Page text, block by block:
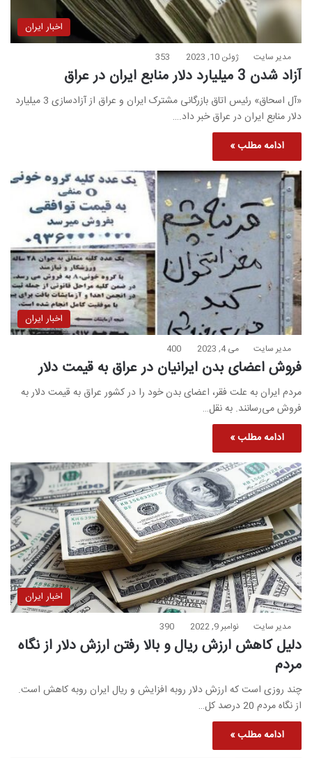
اخبار ایران
مدیر سایت ژوئن 10, 2023 353
آزاد شدن 3 میلیارد دلار منابع ایران در عراق
«آل اسحاق» رئیس اتاق بازرگانی مشترک ایران و عراق از آزادسازی 3 میلیارد
دلار منابع ایران در عراق خبر داد.…
ادامه مطلب »
اخبار ایران
مدیر سایت می 4, 2023 400
فروش اعضای بدن ایرانیان در عراق به قیمت دلار
مردم ایران به علت فقر، اعضای بدن خود را در کشور عراق به قیمت دلار به
فروش می‌رسانند. به نقل…
ادامه مطلب »
اخبار ایران
مدیر سایت نوامبر 9, 2022 390
دلیل کاهش ارزش ریال و بالا رفتن ارزش دلار از نگاه
مردم
چند روزی است که ارزش دلار روبه افزایش و ریال ایران روبه کاهش است.
از نگاه مردم 20 درصد کل…
ادامه مطلب »